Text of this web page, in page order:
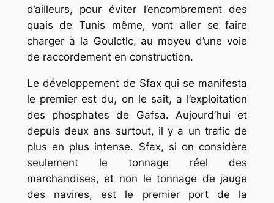
d’ailleurs, pour éviter l’encombrement des
quais de Tunis même, vont aller se faire
charger à la Goulctlc, au moyeu d’une voie
de raccordement en construction.
Le développement de Sfax qui se manifesta
le premier est du, on le sait, a l’exploitation
des phosphates de Gafsa. Aujourd’hui et
depuis deux ans surtout, il y a un trafic de
plus en plus intense. Sfax, si on considère
seulement le tonnage réel des
marchandises, et non le tonnage de jauge
des navires, est le premier port de la